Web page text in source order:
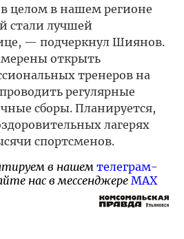
целом в нашем регионе
стали лучшей
— подчеркнул Шиянов.
открыть
тренеров на
регулярные
сборы. Планируется,
лагерях
спортсменов.
в нашем телеграм-
нас в мессенджере MAX